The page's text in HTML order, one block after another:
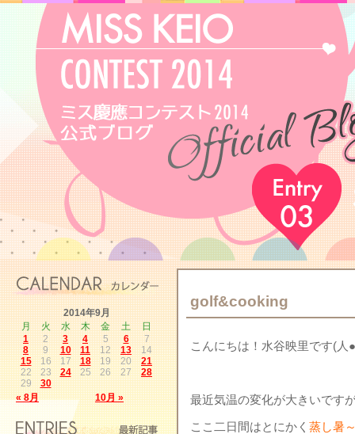
golf&cooking
こんにちは！水谷映里です(人
最近気温の変化が大きいです
ここ二日間はとにかく 蒸し暑
2014年9月
月
火 水 木 金 土 日
« 8月 10月 »
1 2 3 4 5 6
7
8
9 10 11 12 13
14
15
16 17 18 19 20
21
22
23 24 25 26 27
28
29
30